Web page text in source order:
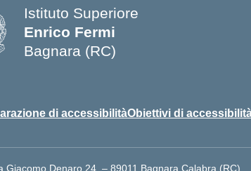
Istituto Superiore
Enrico Fermi
Bagnara (RC)
di accessibilitàObiettivi di
Giacomo Denaro 24, – 89011 Bagnara Calabra (RC)